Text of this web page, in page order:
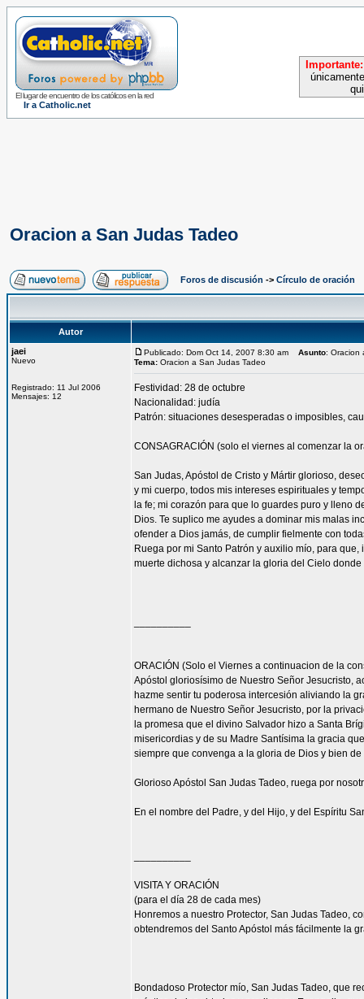
El lugar de encuentro de los católicos en la red
Ir a Catholic.net
Importante:
Oracion a San Judas Tadeo
Foros de discusión -> Círculo de oración
Autor
jaei
Nuevo
Registrado: 11 Jul 2006
Mensajes: 12
Publicado: Dom Oct 14, 2007 8:30 am Asunto: Oracion
Tema: Oracion a San Judas Tadeo
Festividad: 28 de octubre
Nacionalidad: judía
Patrón: situaciones desesperadas o imposibles,
CONSAGRACIÓN (solo el viernes al comenzar la
San Judas, Apóstol de Cristo y Mártir glorioso,
y mi cuerpo, todos mis intereses espirituales y
la fe; mi corazón para que lo guardes puro y lleno
Dios. Te suplico me ayudes a dominar mis malas
ofender a Dios jamás, de cumplir fielmente con
Ruega por mi Santo Patrón y auxilio mío, para
muerte dichosa y alcanzar la gloria del Cielo
ORACIÓN (Solo el Viernes a continuacion de la
Apóstol gloriosísimo de Nuestro Señor Jesucristo,
hazme sentir tu poderosa intercesión aliviando la
hermano de Nuestro Señor Jesucristo, por la
la promesa que el divino Salvador hizo a Santa
misericordias y de su Madre Santísima la gracia
siempre que convenga a la gloria de Dios y bien de
Glorioso Apóstol San Judas Tadeo, ruega por
En el nombre del Padre, y del Hijo, y del Espíritu
VISITA Y ORACIÓN
(para el día 28 de cada mes)
Honremos a nuestro Protector, San Judas Tadeo,
obtendremos del Santo Apóstol más fácilmente la
Bondadoso Protector mío, San Judas Tadeo, que